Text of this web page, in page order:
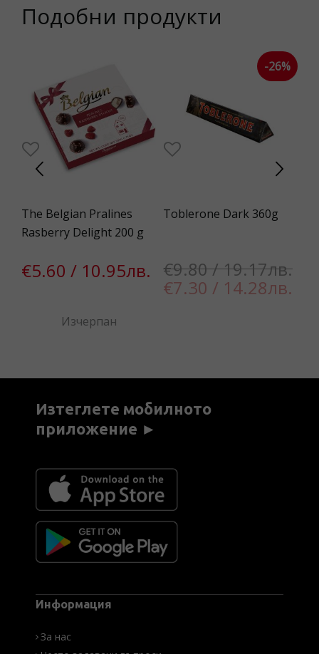
Подобни продукти
The Belgian Pralines
Rasberry Delight 200 g
€5.60 / 10.95лв.
Изчерпан
Toblerone Dark 360g
€9.80 / 19.17лв.
€7.30 / 14.28лв.
-26%
Изтеглете мобилното
приложение ►
Информация
За нас